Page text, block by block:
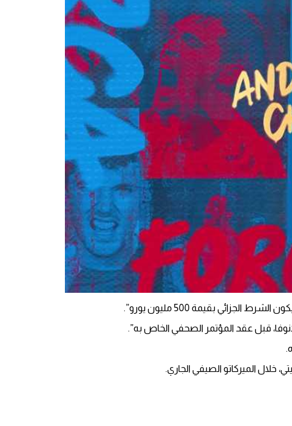
قبل عقد المؤتمر الصحفي الخاص به”.
خلال الميركاتو الصيفي الجاري.